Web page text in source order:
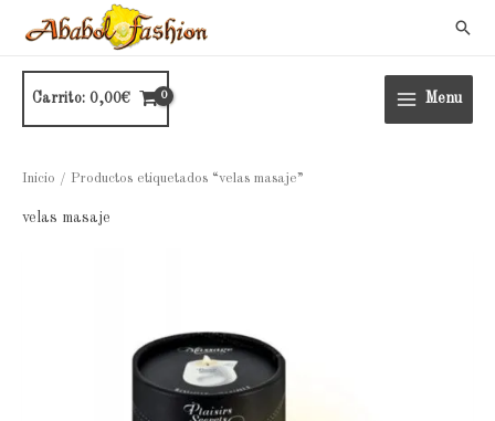
contenido
Carrito:0,00€ Menu
Inicio / Productos etiquetados “velas masaje”
velas masaje